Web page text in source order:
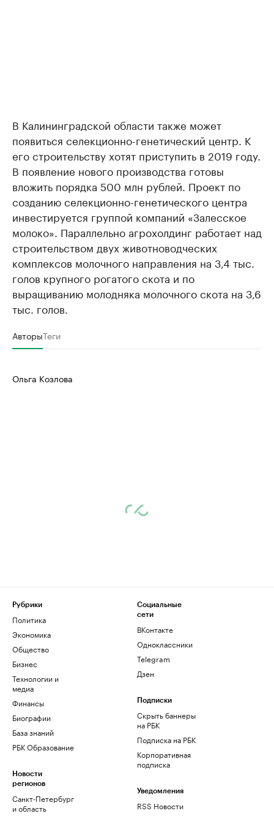
В Калининградской области также может
появиться селекционно-генетический центр. К
его строительству хотят приступить в 2019 году.
В появление нового производства готовы
вложить порядка 500 млн рублей. Проект по
созданию селекционно-генетического центра
инвестируется группой компаний «Залесское
молоко». Параллельно агрохолдинг работает над
строительством двух животноводческих
комплексов молочного направления на 3,4 тыс.
голов крупного рогатого скота и по
выращиванию молодняка молочного скота на 3,6
тыс. голов.
АвторыТеги
Ольга Козлова
Рубрики
Политика
Экономика
Общество
Бизнес
Технологии и
медиа
Финансы
Биографии
База знаний
РБК Образование
Новости
регионов
Санкт-Петербург
и область
Социальные
сети
ВКонтакте
Одноклассники
Telegram
Дзен
Подписки
Скрыть баннеры
на РБК
Подписка на РБК
Корпоративная
подписка
Уведомления
RSS Новости